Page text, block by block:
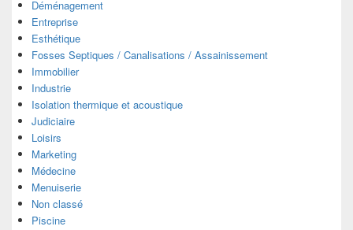
Déménagement
Entreprise
Esthétique
Fosses Septiques / Canalisations / Assainissement
Immobilier
Industrie
Isolation thermique et acoustique
Judiciaire
Loisirs
Marketing
Médecine
Menuiserie
Non classé
Piscine